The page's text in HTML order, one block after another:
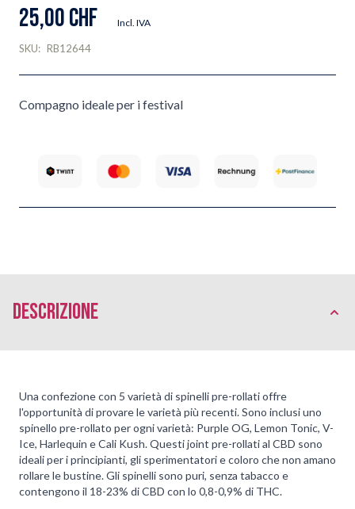
25,00 CHF Incl. IVA
SKU: RB12644
Compagno ideale per i festival
Descrizione
Una confezione con 5 varietà di spinelli pre-rollati offre
l'opportunità di provare le varietà più recenti. Sono inclusi uno
spinello pre-rollato per ogni varietà: Purple OG, Lemon Tonic, V-
Ice, Harlequin e Cali Kush. Questi joint pre-rollati al CBD sono
ideali per i principianti, gli sperimentatori e coloro che non amano
rollare le bustine. Gli spinelli sono puri, senza tabacco e
contengono il 18-23% di CBD con lo 0,8-0,9% di THC.